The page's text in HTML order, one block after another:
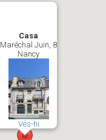
Casa
Maréchal Juin, 8
Nancy
Vés-hi